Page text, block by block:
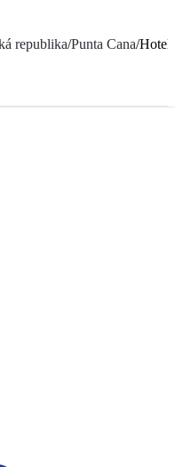
republika/Punta Cana/Hotel